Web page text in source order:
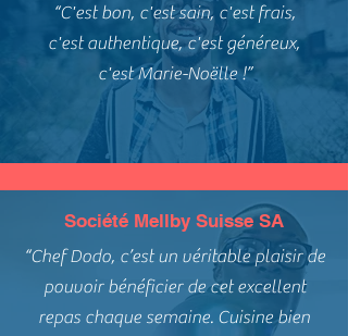
“C'est bon, c'est sain, c'est frais,
c'est authentique, c'est généreux,
c'est Marie-Noëlle !”
Société Mellby Suisse SA
“Chef Dodo, c’est un véritable plaisir de
pouvoir bénéficier de cet excellent
repas chaque semaine. Cuisine bien